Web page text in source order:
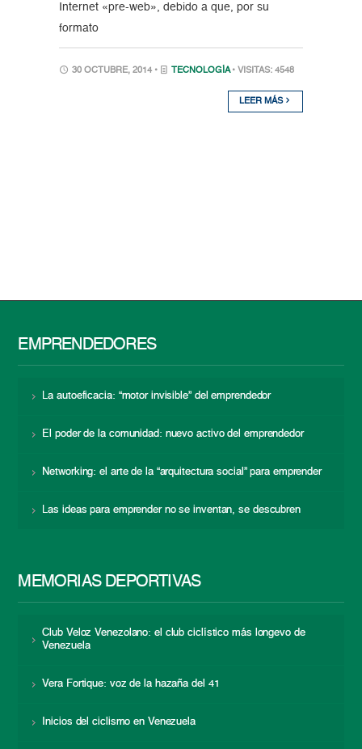
Internet «pre-web», debido a que, por su
formato
30 OCTUBRE, 2014 • TECNOLOGÍA • VISITAS: 4548
LEER MÁS
EMPRENDEDORES
La autoeficacia: “motor invisible” del emprendedor
El poder de la comunidad: nuevo activo del emprendedor
Networking: el arte de la “arquitectura social” para emprender
Las ideas para emprender no se inventan, se descubren
MEMORIAS DEPORTIVAS
Club Veloz Venezolano: el club ciclístico más longevo de
Venezuela
Vera Fortique: voz de la hazaña del 41
Inicios del ciclismo en Venezuela